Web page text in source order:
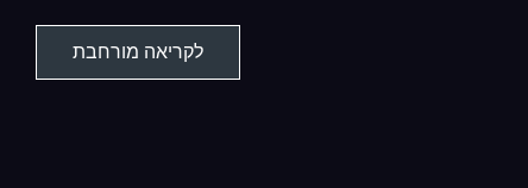
לקריאה מורחבת